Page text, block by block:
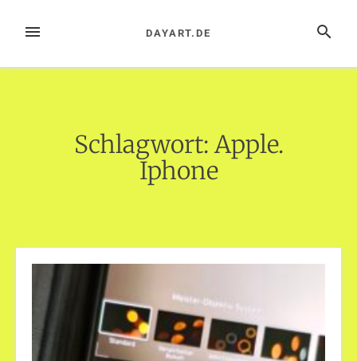
InhaltMENÜ SUCHE
DAYART.DE
Schlagwort: Apple.
Iphone